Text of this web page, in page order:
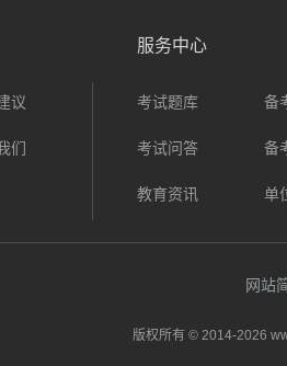
等。
1:2择
聘用
议
们
服务中心
考试题库 备
考试问答 备
教育资讯 单
网站
版权所有 © 2014-2026